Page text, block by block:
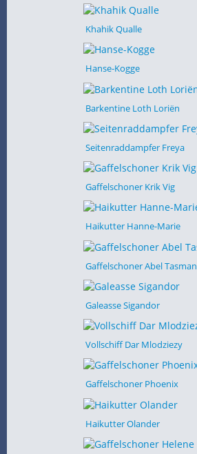
Khahik Qualle
Hanse-Kogge
Barkentine Loth Loriën
Seitenraddampfer Freya
Gaffelschoner Krik Vig
Haikutter Hanne-Marie
Gaffelschoner Abel Tasman
Galeasse Sigandor
Vollschiff Dar Mlodziezy
Gaffelschoner Phoenix
Haikutter Olander